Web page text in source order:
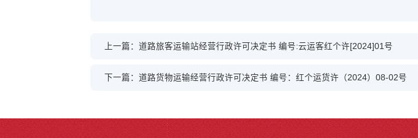
上一篇：道路旅客运输站经营行政许可决定书 编号:云运客红个许[2024]01号
下一篇：道路货物运输经营行政许可决定书 编号：红个运货许（2024）08-02号